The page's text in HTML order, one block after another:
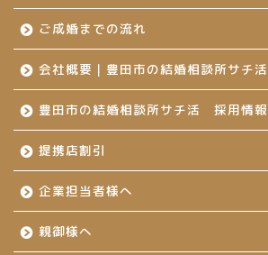
ご成婚までの流れ
会社概要｜豊田市の結婚相談所サチ
豊田市の結婚相談所サチ活 採用情報
提携店割引
企業担当者様へ
親御様へ